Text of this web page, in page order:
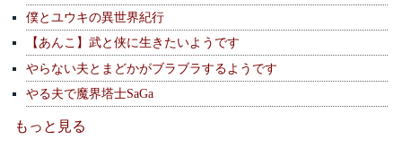
僕とユウキの異世界紀行
【あんこ】武と侠に生きたいようです
やらない夫とまどかがブラブラするようです
やる夫で魔界塔士SaGa
もっと見る